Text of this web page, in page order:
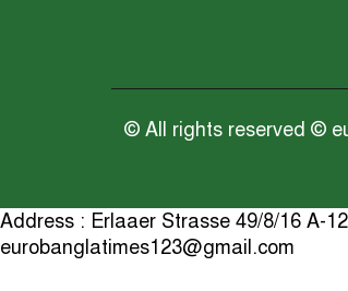
© All rights reserved ©
Address : Erlaaer Strasse 49/8/16 A-
eurobanglatimes123@gmail.com